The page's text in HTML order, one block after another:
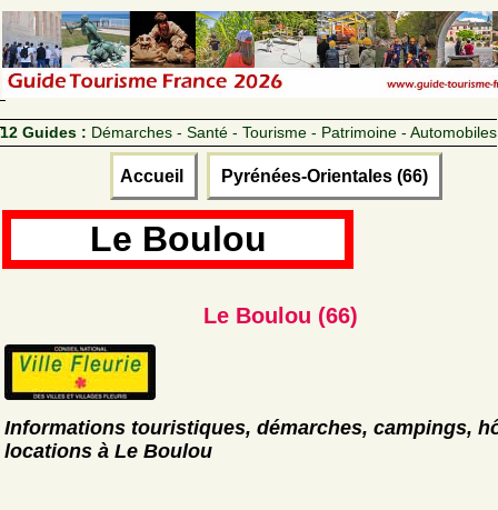
12 Guides : Démarches - Santé - Tourisme - Patrimoine - Automobiles
Accueil Pyrénées-Orientales (66)
Le Boulou
Le Boulou (66)
Informations touristiques, démarches, campings,
locations à Le Boulou